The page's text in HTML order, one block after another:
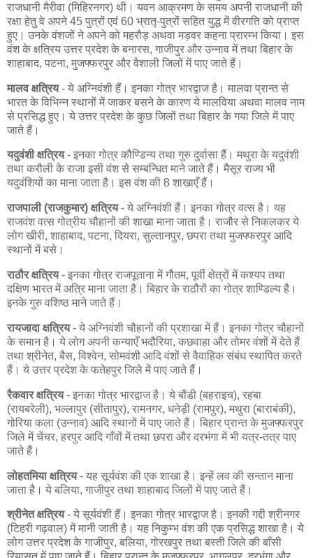
राजधानी मैरीवा (मिहिरनगर) थी। यवन आक्रमण के समय अपनी राजधानी की
रक्षा हेतु वे अपने 45 पुत्रों एवं 60 भ्रातृ-पुत्रों सहित युद्ध में वीरगति को प्राप्त
हुए। उनके वंशजों ने अपने को महरौड़ अथवा मड़वर कहना प्रारम्भ किया। इस
वंश के क्षत्रिय उत्तर प्रदेश के बनारस, गाजीपुर और उन्नाव में तथा बिहार के
शाहाबाद, पटना, मुजफ्फरपुर और वैशाली जिलों में पाए जाते हैं।
मालव क्षत्रिय- ये अग्निवंशी हैं। इनका गोत्र भारद्वाज है। मालवा प्रान्त से
भारत के विभिन्न स्थानों में जाकर बसने के कारण ये मालविया अथवा मालव नाम
से प्रसिद्ध हुए। ये उत्तर प्रदेश के कुछ जिलों तथा बिहार के गया जिले में पाए
जाते हैं।
यदुवंशी क्षत्रिय- इनका गोत्र कौण्डिन्य तथा गुरु दुर्वासा हैं। मथुरा के यदुवंशी
तथा करौली के राजा इसी वंश से सम्बन्धित माने जाते हैं। मैसूर राज्य भी
यदुवंशियों का माना जाता है। इस वंश की 8 शाखाएँ हैं।
राजपाली (राजकुमार) क्षत्रिय- ये अग्निवंशी हैं। इनका गोत्र वत्स है। यह
राजवंश वत्स गोत्रीय चौहानों की शाखा माना जाता है। राजौर से निकलकर ये
लोग खीरी, शाहाबाद, पटना, दियरा, सुल्तानपुर, छपरा तथा मुजफ्फरपुर आदि
स्थानों में बसे।
राठौर क्षत्रिय- इनका गोत्र राजपूताना में गौतम, पूर्वी क्षेत्रों में कश्यप तथा
दक्षिण भारत में अत्रि माना जाता है। बिहार के राठौरों का गोत्र शाण्डिल्य है।
इनके गुरु वशिष्ठ माने जाते हैं।
रायजादा क्षत्रिय- ये अग्निवंशी चौहानों की प्रशाखा में हैं। इनका गोत्र चौहानों
के समान है। ये लोग अपनी कन्याएँ भदौरिया, कछवाहा और तोमर वंशों में देते हैं
तथा श्रीनेत, बैस, विश्वेन, सोमवंशी आदि वंशों से वैवाहिक संबंध स्थापित करते
हैं। ये उत्तर प्रदेश के फतेहपुर जिले में पाए जाते हैं।
रैकवार क्षत्रिय- इनका गोत्र भारद्वाज है। ये बौंडी (बहराइच), रहबा
(रायबरेली), भल्लापुर (सीतापुर), रामनगर, धनेड़ी (रामपुर), मथुरा (बाराबंकी),
गोरिया कला (उन्नाव) आदि स्थानों में पाए जाते हैं। बिहार प्रान्त के मुजफ्फरपुर
जिले में चेंचर, हरपुर आदि गाँवों में तथा छपरा और दरभंगा में भी यत्र-तत्र पाए
जाते हैं।
लोहतमिया क्षत्रिय- यह सूर्यवंश की एक शाखा है। इन्हें लव की सन्तान माना
जाता है। ये बलिया, गाजीपुर तथा शाहाबाद जिलों में पाए जाते हैं।
श्रीनेत क्षत्रिय- ये सूर्यवंशी हैं। इनका गोत्र भारद्वाज है। इनकी गद्दी श्रीनगर
(टिहरी गढ़वाल) में मानी जाती है। यह निकुम्भ वंश की एक प्रसिद्ध शाखा है। ये
लोग उत्तर प्रदेश के गाजीपुर, बलिया, गोरखपुर तथा बस्ती जिले की बाँसी